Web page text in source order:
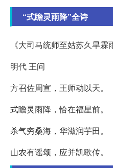
“式瞻灵雨降”全诗
《大司马统师至姑苏久旱霖
明代 王问
方召佐周宣，王师动以天。
式瞻灵雨降，恰在福星前。
杀气穷桑海，华滋润芋田。
山农有谣颂，应并凯歌传。